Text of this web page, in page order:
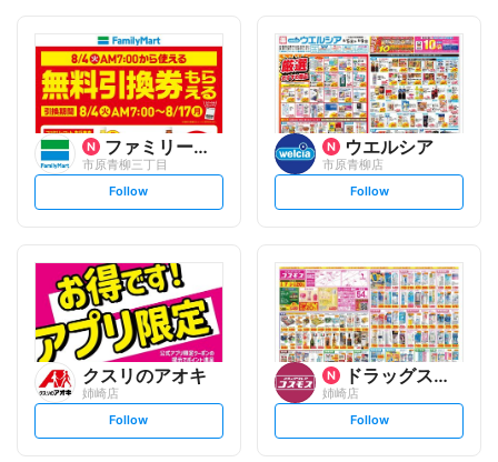
l
o
w
l
o
w
ファミリーマート
市原青柳三丁目
s
t
l
o
w
Follow
ウエルシア
市原青柳店
s
t
l
o
w
Follow
クスリのアオキ
姉崎店
s
t
Follow
ドラッグストアコスモス
姉崎店
s
t
Follow